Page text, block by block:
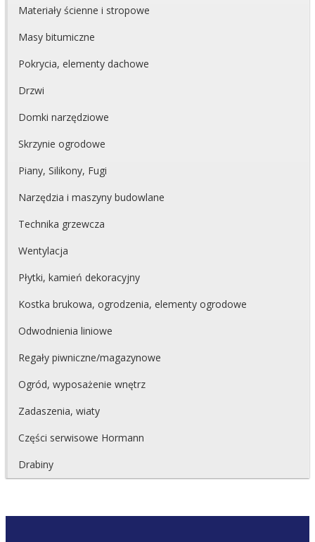
Materiały ścienne i stropowe
Masy bitumiczne
Pokrycia, elementy dachowe
Drzwi
Domki narzędziowe
Skrzynie ogrodowe
Piany, Silikony, Fugi
Narzędzia i maszyny budowlane
Technika grzewcza
Wentylacja
Płytki, kamień dekoracyjny
Kostka brukowa, ogrodzenia, elementy ogrodowe
Odwodnienia liniowe
Regały piwniczne/magazynowe
Ogród, wyposażenie wnętrz
Zadaszenia, wiaty
Części serwisowe Hormann
Drabiny